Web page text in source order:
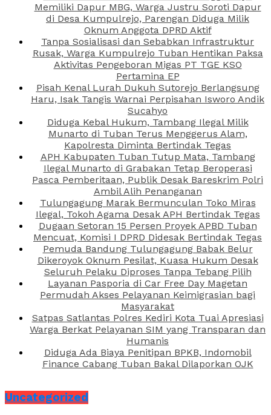
Memiliki Dapur MBG, Warga Justru Soroti Dapur
di Desa Kumpulrejo, Parengan Diduga Milik
Oknum Anggota DPRD Aktif
Tanpa Sosialisasi dan Sebabkan Infrastruktur
Rusak, Warga Kumpulrejo Tuban Hentikan Paksa
Aktivitas Pengeboran Migas PT TGE KSO
Pertamina EP
Pisah Kenal Lurah Dukuh Sutorejo Berlangsung
Haru, Isak Tangis Warnai Perpisahan Isworo Andik
Sucahyo
Diduga Kebal Hukum, Tambang Ilegal Milik
Munarto di Tuban Terus Menggerus Alam,
Kapolresta Diminta Bertindak Tegas
APH Kabupaten Tuban Tutup Mata, Tambang
Ilegal Munarto di Grabakan Tetap Beroperasi
Pasca Pemberitaan, Publik Desak Bareskrim Polri
Ambil Alih Penanganan
Tulungagung Marak Bermunculan Toko Miras
Ilegal, Tokoh Agama Desak APH Bertindak Tegas
Dugaan Setoran 15 Persen Proyek APBD Tuban
Mencuat, Komisi I DPRD Didesak Bertindak Tegas
Pemuda Bandung Tulungagung Babak Belur
Dikeroyok Oknum Pesilat, Kuasa Hukum Desak
Seluruh Pelaku Diproses Tanpa Tebang Pilih
Layanan Pasporia di Car Free Day Magetan
Permudah Akses Pelayanan Keimigrasian bagi
Masyarakat
Satpas Satlantas Polres Kediri Kota Tuai Apresiasi
Warga Berkat Pelayanan SIM yang Transparan dan
Humanis
Diduga Ada Biaya Penitipan BPKB, Indomobil
Finance Cabang Tuban Bakal Dilaporkan OJK
Uncategorized